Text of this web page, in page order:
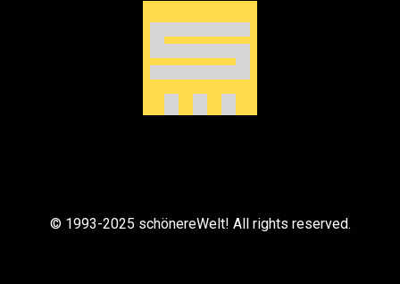
© 1993-2025 schönereWelt! All rights reserved.